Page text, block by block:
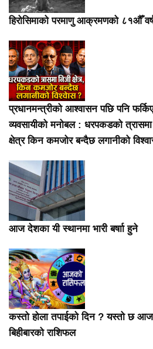
हिरोसिमाको परमाणु आक्रमणको ८१औँ
प्रधानमन्त्रीको आश्वासन पछि पनि
व्यवसायीको मनोबल : धरपकडको त्रासमा
क्षेत्र किन कमजोर बन्दैछ लगानीको
आज देशका यी स्थानमा भारी बर्षाा हुने
कस्तो होला तपाईको दिन ? यस्तो छ आज
बिहीबारको राशिफल